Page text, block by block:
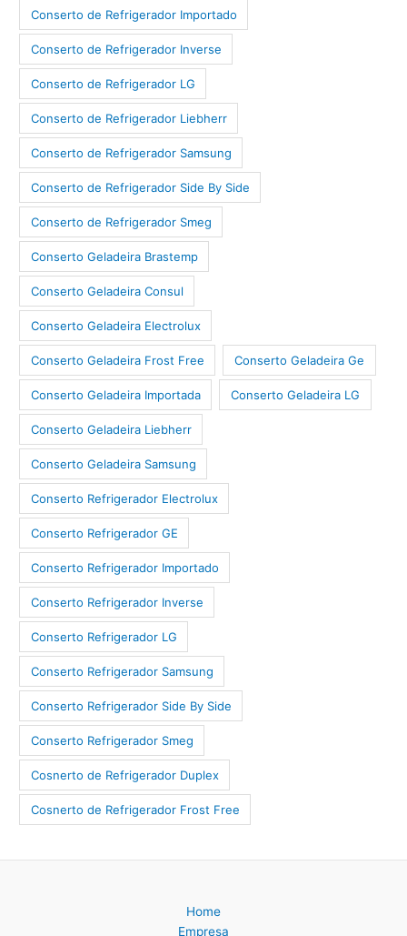
Conserto de Refrigerador Importado
Conserto de Refrigerador Inverse
Conserto de Refrigerador LG
Conserto de Refrigerador Liebherr
Conserto de Refrigerador Samsung
Conserto de Refrigerador Side By Side
Conserto de Refrigerador Smeg
Conserto Geladeira Brastemp
Conserto Geladeira Consul
Conserto Geladeira Electrolux
Conserto Geladeira Frost Free Conserto Geladeira Ge
Conserto Geladeira Importada Conserto Geladeira LG
Conserto Geladeira Liebherr
Conserto Geladeira Samsung
Conserto Refrigerador Electrolux
Conserto Refrigerador GE
Conserto Refrigerador Importado
Conserto Refrigerador Inverse
Conserto Refrigerador LG
Conserto Refrigerador Samsung
Conserto Refrigerador Side By Side
Conserto Refrigerador Smeg
Cosnerto de Refrigerador Duplex
Cosnerto de Refrigerador Frost Free
Home
Empresa